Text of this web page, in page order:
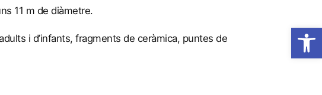
11 m de diàmetre.
i d’infants, fragments de ceràmica, puntes de
Obre